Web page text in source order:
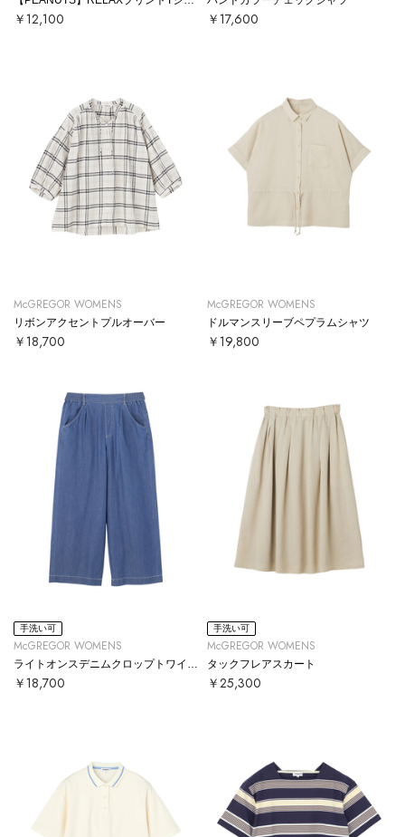
￥12,100 ￥17,600
McGREGOR WOMENS
リボンアクセントプルオーバー
￥18,700
McGREGOR WOMENS
ドルマンスリーブペプラムシャツ
￥19,800
手洗い可
McGREGOR WOMENS
￥18,700
手洗い可
McGREGOR WOMENS
タックフレアスカート
￥25,300